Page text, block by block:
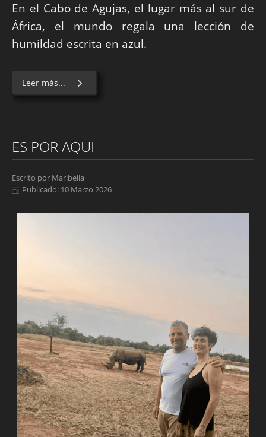
En el Cabo de Agujas, el lugar más al sur de
África, el mundo regala una lección de
humildad escrita en azul.
Leer más...
ES POR AQUI
Escrito por Maribelia
Publicado: 10 Marzo 2026